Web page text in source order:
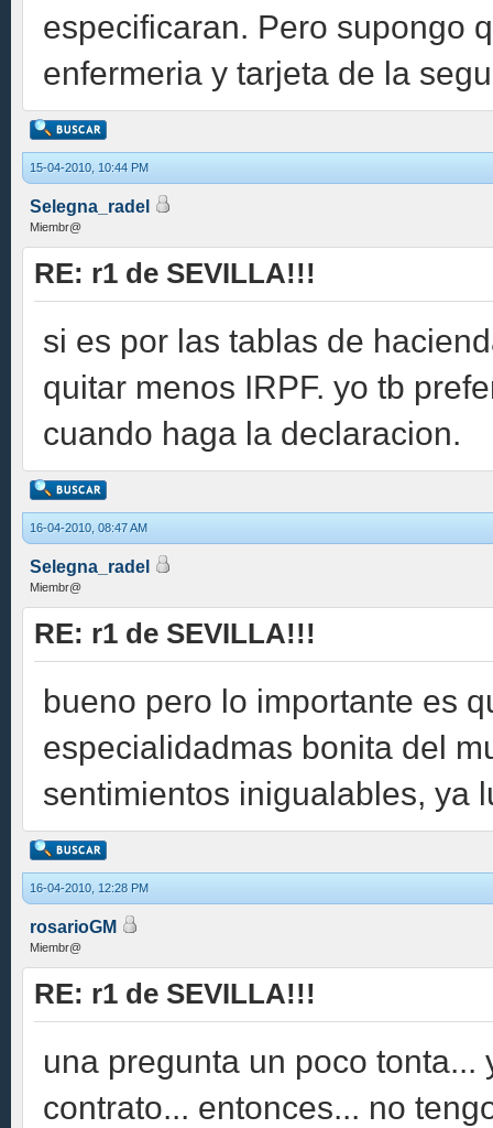
especificaran. Pero supongo
enfermeria y tarjeta de la
15-04-2010, 10:44 PM
Selegna_radel
Miembr@
RE: r1 de SEVILLA!!!
si es por las tablas de
quitar menos IRPF. yo tb
cuando haga la declaracion.
16-04-2010, 08:47 AM
Selegna_radel
Miembr@
RE: r1 de SEVILLA!!!
bueno pero lo importante es
especialidadmas bonita del
sentimientos inigualables, ya
16-04-2010, 12:28 PM
rosarioGM
Miembr@
RE: r1 de SEVILLA!!!
una pregunta un poco
contrato... entonces... no